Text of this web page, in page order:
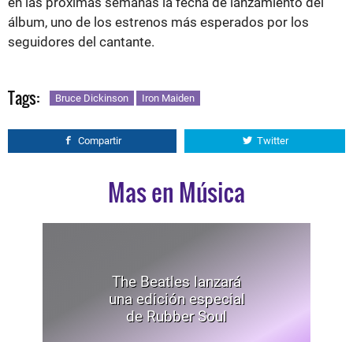
álbum, uno de los estrenos más esperados por los
seguidores del cantante.
Tags: Bruce Dickinson Iron Maiden
Compartir Twitter
Mas en Música
The Beatles lanzará
una edición especial
de Rubber Soul